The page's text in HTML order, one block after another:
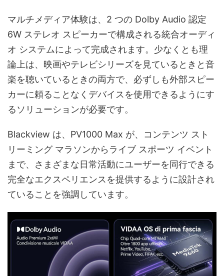
マルチメディア体験は、2 つの Dolby Audio 認定
6W ステレオ スピーカーで構成される統合オーディ
オ システムによって完成されます。少なくとも理
論上は、映画やテレビシリーズを見ているときと音
楽を聴いているときの両方で、必ずしも外部スピー
カーに頼ることなくデバイスを使用できるようにす
るソリューションが必要です。
Blackview は、PV1000 Max が、コンテンツ スト
リーミング マラソンからライブ スポーツ イベント
まで、さまざまな日常活動にユーザーを同行できる
完全なエクスペリエンスを提供するように設計され
ていることを強調しています。